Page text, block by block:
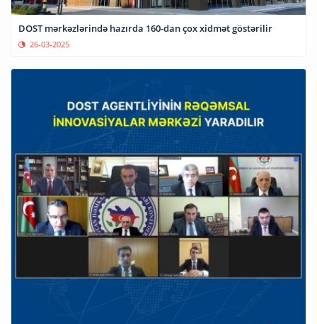
DOST mərkəzlərində hazırda 160-dan çox xidmət göstərilir
26-03-2025